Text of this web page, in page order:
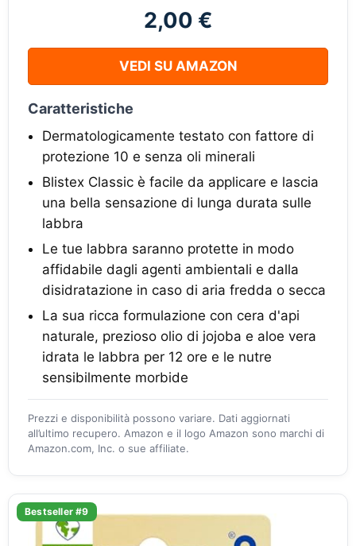
2,00 €
VEDI SU AMAZON
Caratteristiche
Dermatologicamente testato con fattore di
protezione 10 e senza oli minerali
Blistex Classic è facile da applicare e lascia
una bella sensazione di lunga durata sulle
labbra
Le tue labbra saranno protette in modo
affidabile dagli agenti ambientali e dalla
disidratazione in caso di aria fredda o secca
La sua ricca formulazione con cera d'api
naturale, prezioso olio di jojoba e aloe vera
idrata le labbra per 12 ore e le nutre
sensibilmente morbide
Prezzi e disponibilità possono variare. Dati aggiornati
all’ultimo recupero. Amazon e il logo Amazon sono marchi di
Amazon.com, Inc. o sue affiliate.
Bestseller #9